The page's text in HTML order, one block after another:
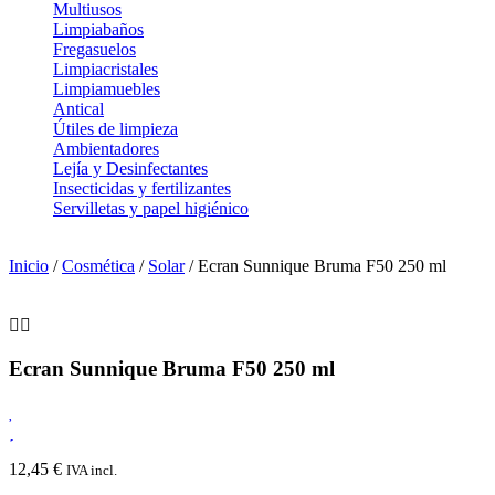
Multiusos
Limpiabaños
Fregasuelos
Limpiacristales
Limpiamuebles
Antical
Útiles de limpieza
Ambientadores
Lejía y Desinfectantes
Insecticidas y fertilizantes
Servilletas y papel higiénico
Inicio /Cosmética / Solar/ Ecran Sunnique Bruma F50 250 ml
Ecran Sunnique Bruma F50 250 ml
12,45 € IVA incl.